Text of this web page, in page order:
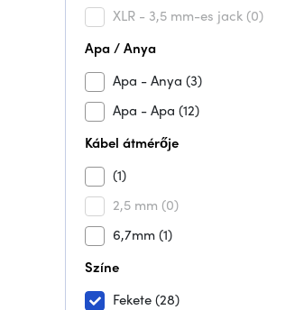
XLR - 3,5 mm-es jack (0)
Apa / Anya
Apa - Anya (3)
Apa - Apa (12)
Kábel átmérője
(1)
2,5 mm (0)
6,7mm(1)
Színe
Fekete(28)